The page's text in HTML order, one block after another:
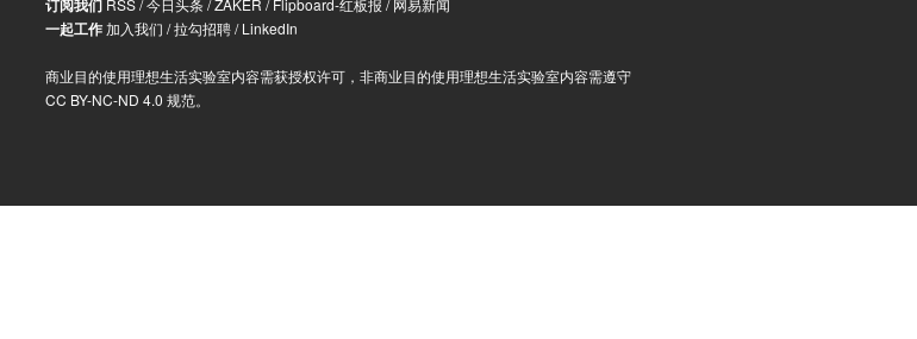
订阅我们 RSS/今日头条 /ZAKER /Flipboard-红板报 /网易新闻
一起工作加入我们 /拉勾招聘/LinkedIn
商业目的使用理想生活实验室内容需获授权许可，非商业目的使用理想生活实验室内容需遵守
CC BY-NC-ND 4.0 规范。